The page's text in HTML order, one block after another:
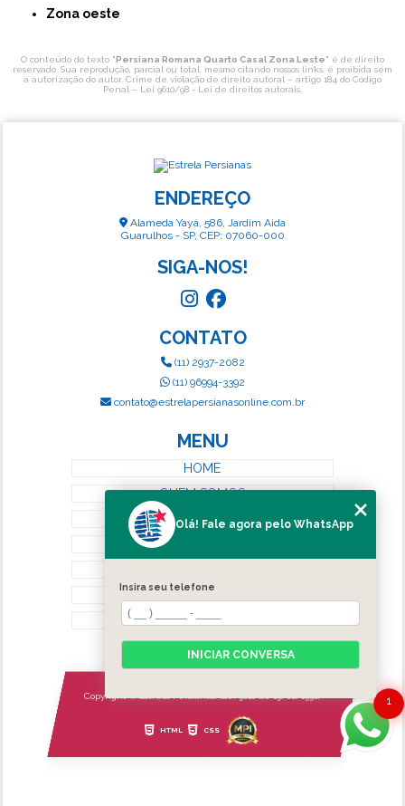
Zona oeste
O conteúdo do texto "Persiana Romana Quarto Casal Zona Leste" é de direito
reservado. Sua reprodução, parcial ou total, mesmo citando nossos links, é proibida sem
a autorização do autor. Crime de violação de direito autoral – artigo 184 do Código
Penal – Lei 9610/98 - Lei de direitos autorais
ENDEREÇO
Alameda Yayá, 586, Jardim Aida
Guarulhos - SP, CEP: 07060-000
SIGA-NOS!
CONTATO
(11) 2937-2082
(11) 96994-3392
contato@estrelapersianasonline.com.br
MENU
HOME
QUEM SOMOS
SERVIÇOS
CATEGORIAS
MAPA DO SITE
Copyright © Estrela Persianas. (Lei 9610 de 19/02/1998)
HTML CSS
1
Olá! Fale agora pelo WhatsApp
Insira seu telefone
INICIAR CONVERSA